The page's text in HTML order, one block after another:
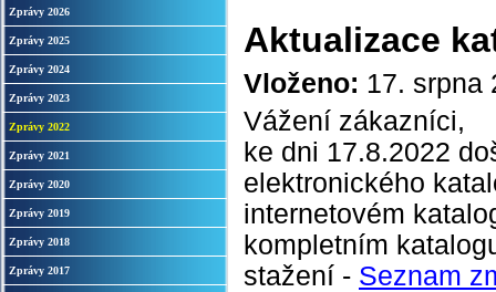
Zprávy 2026
Zprávy 2025
Zprávy 2024
Zprávy 2023
Zprávy 2022
Zprávy 2021
Zprávy 2020
Zprávy 2019
Zprávy 2018
Zprávy 2017
Aktualizace
Vloženo: 17. srpna
Vážení zákazníci,
ke dni 17.8.2022
elektronického
internetovém
kompletním
stažení - Seznam